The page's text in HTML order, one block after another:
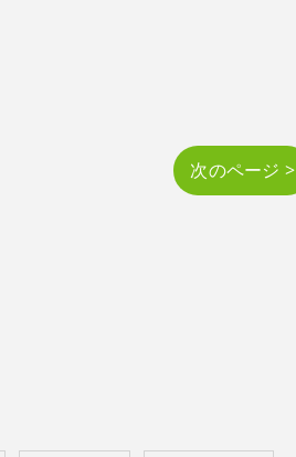
次のページ >